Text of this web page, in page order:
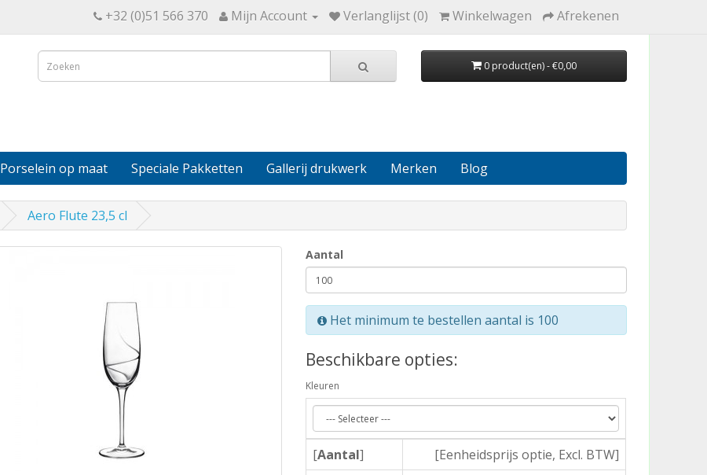
+32 (0)51 566 370 Mijn Account Verlanglijst (0) Winkelwagen Afrekenen
0 product(en) - €0,00
Porselein op maat Speciale Pakketten Gallerij drukwerk Merken Blog
Aero Flute 23,5 cl
Aantal
Het minimum te bestellen aantal is 100
Beschikbare opties:
Kleuren
[Aantal]
[Eenheidsprijs optie, Excl. BTW]